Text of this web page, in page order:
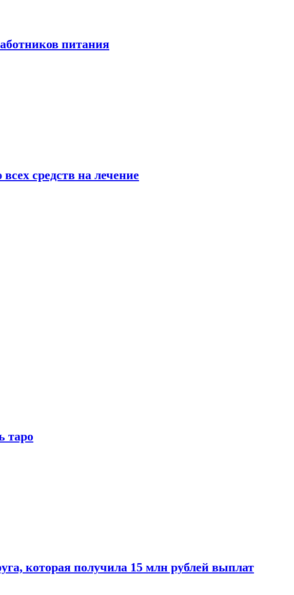
питания
средств на лечение
таро
которая получила 15 млн рублей выплат